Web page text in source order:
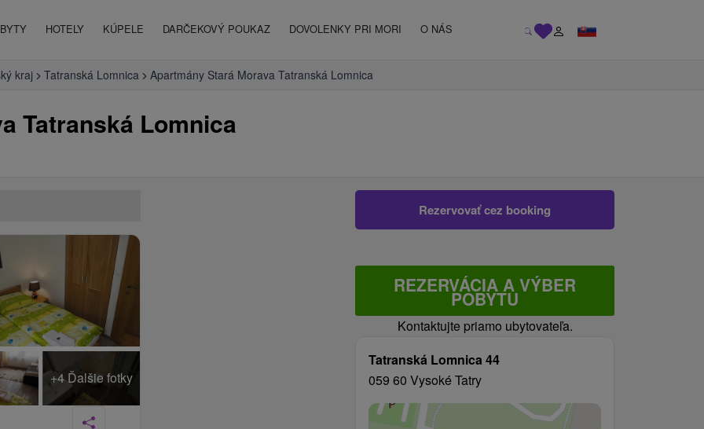
HOTELY KÚPELE DARČEKOVÝ POUKAZ DOVOLENKY PRI MORI O NÁS
kraj Tatranská Lomnica Apartmány Stará Morava Tatranská Lomnica
Tatranská Lomnica
Rezervovať cez booking
REZERVÁCIA A VÝBER
POBYTU
Kontaktujte priamo ubytovateľa.
Tatranská Lomnica 44
059 60 Vysoké Tatry
+4 Ďalšie fotky